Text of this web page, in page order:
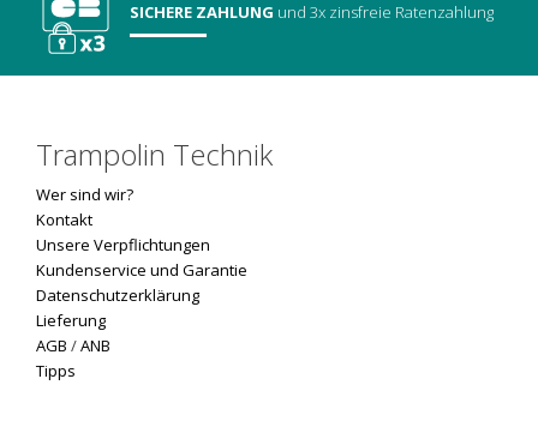
SICHERE ZAHLUNG und 3x zinsfreie Ratenzahlung
Trampolin Technik
Wer sind wir?
Kontakt
Unsere Verpflichtungen
Kundenservice und Garantie
Datenschutzerklärung
Lieferung
AGB /ANB
Tipps